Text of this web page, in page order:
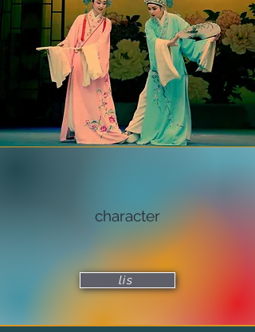
​character
lis